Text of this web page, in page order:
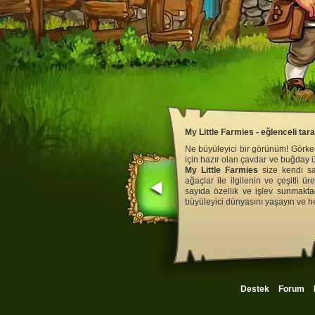
Destek Forum
My Little Farmies - eğlenceli
Ne büyüleyici bir görünüm!
için hazır olan çavdar ve buğday
My Little Farmies size kendi
ağaçlar ile ilgilenin ve çeşitli
sayıda özellik ve işlev
büyüleyici dünyasını yaşayın ve